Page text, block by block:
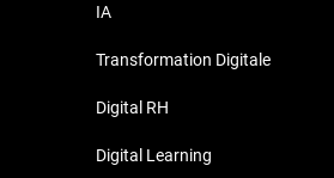
IA
Transformation Digitale
Digital RH
Digital Learning